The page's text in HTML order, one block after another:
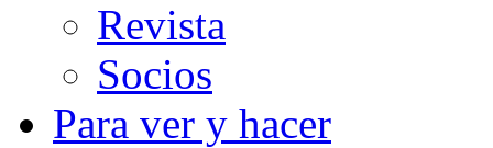
Revista
Socios
Para ver y hacer